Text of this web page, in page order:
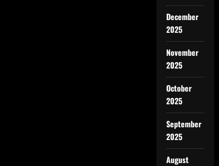
December
2025
November
2025
October
2025
September
2025
August